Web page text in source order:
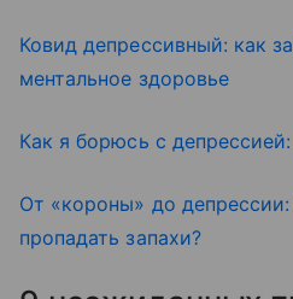
Ковид депрессивный: как
ментальное здоровье
Как я борюсь с
От «короны» до
пропадать запахи?